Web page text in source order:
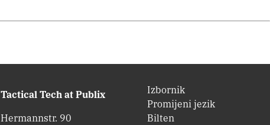
Tactical Tech at Publix
Hermannstr. 90
Izbornik
Promijeni jezik
Bilten